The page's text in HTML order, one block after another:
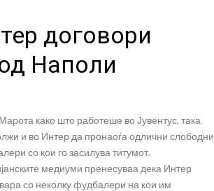
договори
Наполи
како што работеше во Јувентус, така
и во Интер да пронаоѓа одлични слободни
со кои го засилува титумот.
медиуми пренесуваа дека Интер
со неколку фудбалери на кои им